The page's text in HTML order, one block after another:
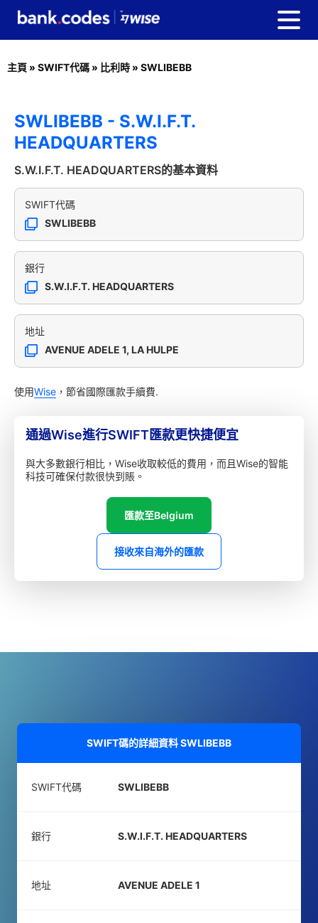
主頁 » SWIFT代碼 » 比利時 » SWLIBEBB
SWLIBEBB - S.W.I.F.T.
HEADQUARTERS
S.W.I.F.T. HEADQUARTERS的基本資料
SWIFT代碼
SWLIBEBB
銀行
S.W.I.F.T. HEADQUARTERS
地址
AVENUE ADELE 1, LA HULPE
使用Wise ，節省國際匯款手續費.
通過Wise進行SWIFT匯款更快捷便宜
與大多數銀行相比，Wise收取較低的費用，而且Wise的智能
科技可確保付款很快到賬。
匯款至Belgium
接收來自海外的匯款
SWIFT碼的詳細資料SWLIBEBB
SWIFT代碼 SWLIBEBB
銀行 S.W.I.F.T. HEADQUARTERS
地址 AVENUE ADELE 1